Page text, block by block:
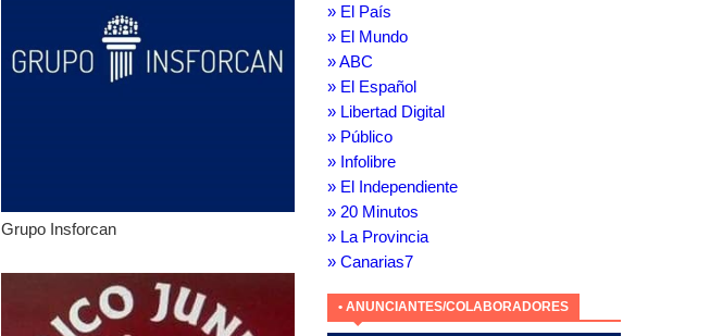
Grupo Insforcan
» El País
» El Mundo
» ABC
» El Español
» Libertad Digital
» Público
» Infolibre
» El Independiente
» 20 Minutos
» La Provincia
» Canarias7
• ANUNCIANTES/COLABORADORES